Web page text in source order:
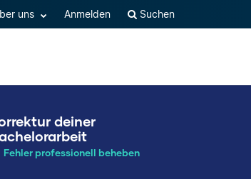
uns Anmelden Suchen
deiner
Fehler professionell beheben